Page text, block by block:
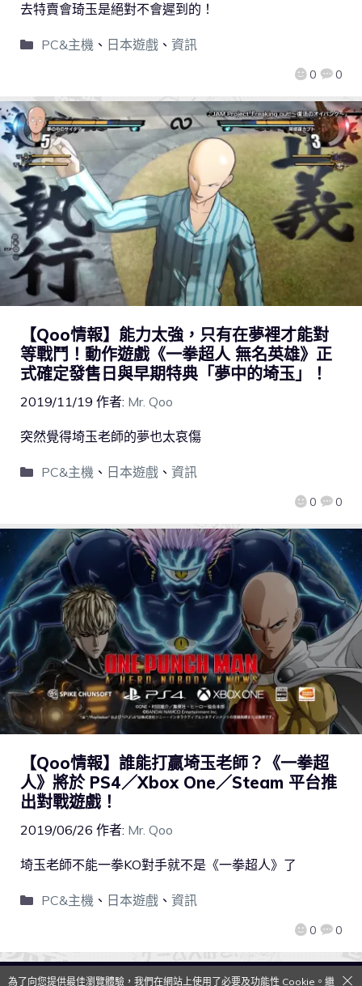
0 0
去特賣會琦玉是絕對不會遲到的！
PC&主機、 日本遊戲、 資訊
【Qoo情報】能力太強，只有在夢裡才能對
等戰鬥！動作遊戲《一拳超人 無名英雄》正
式確定發售日與早期特典「夢中的埼玉」！
2019/11/19 作者: Mr. Qoo
0 0
突然覺得埼玉老師的夢也太哀傷
PC&主機、 日本遊戲、 資訊
【Qoo情報】誰能打贏埼玉老師？《一拳超
人》將於 PS4／Xbox One／Steam 平台推
出對戰遊戲！
2019/06/26 作者: Mr. Qoo
0 0
埼玉老師不能一拳KO對手就不是《一拳超人》了
PC&主機 、 日本遊戲、 資訊
為了向您提供最佳瀏覽體驗，我們在網站上使用了必要及功能性 Cookie。繼